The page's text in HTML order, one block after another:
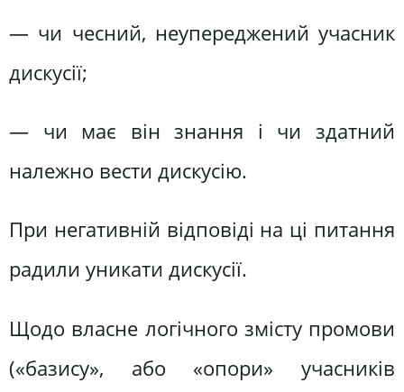
— чи чесний, неупереджений учасник
дискусії;
— чи має він знання і чи здатний
належно вести дискусію.
При негативній відповіді на ці питання
радили уникати дискусії.
Щодо власне логічного змісту промови
(«базису», або «опори» учасників